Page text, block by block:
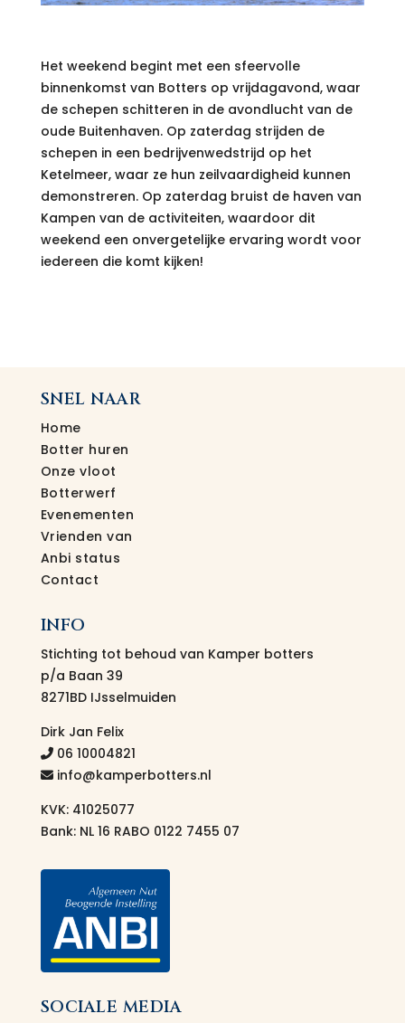
Het weekend begint met een sfeervolle
binnenkomst van Botters op vrijdagavond, waar
de schepen schitteren in de avondlucht van de
oude Buitenhaven. Op zaterdag strijden de
schepen in een bedrijvenwedstrijd op het
Ketelmeer, waar ze hun zeilvaardigheid kunnen
demonstreren. Op zaterdag bruist de haven van
Kampen van de activiteiten, waardoor dit
weekend een onvergetelijke ervaring wordt voor
iedereen die komt kijken!
SNEL NAAR
Home
Botter huren
Onze vloot
Botterwerf
Evenementen
Vrienden van
Anbi status
Contact
INFO
Stichting tot behoud van Kamper botters
p/a Baan 39
8271BD IJsselmuiden
Dirk Jan Felix
06 10004821
info@kamperbotters.nl
KVK: 41025077
Bank: NL 16 RABO 0122 7455 07
SOCIALE MEDIA